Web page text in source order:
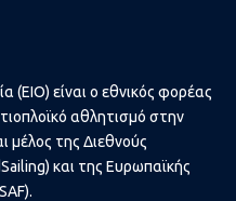
(ΕΙΟ) είναι ο εθνικός φορέας
αθλητισμό στην
μέλος της Διεθνούς
και της Ευρωπαϊκής